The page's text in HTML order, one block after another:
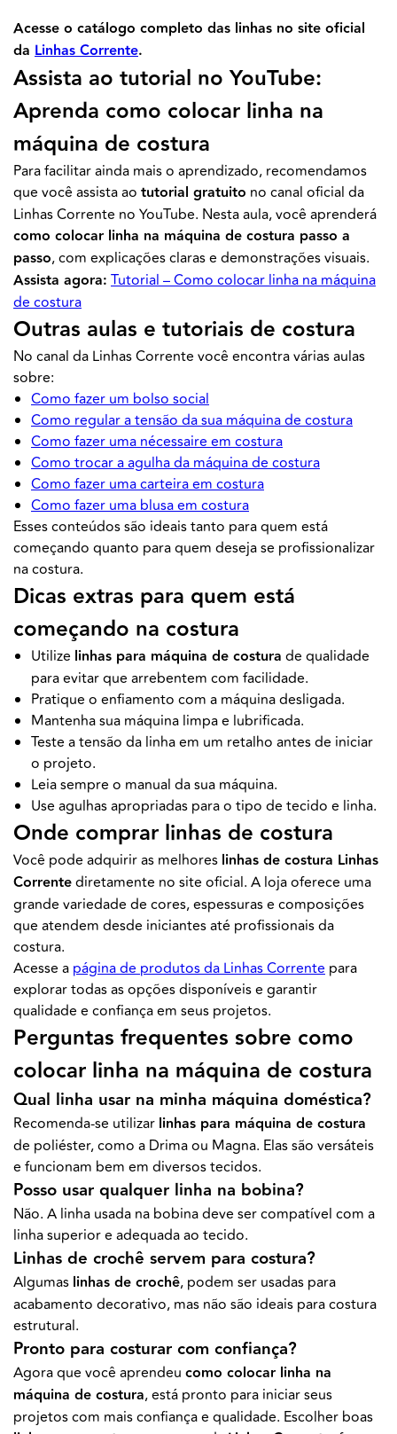
Acesse o catálogo completo das linhas no site oficial
da Linhas Corrente.
Assista ao tutorial no YouTube:
Aprenda como colocar linha na
máquina de costura
Para facilitar ainda mais o aprendizado, recomendamos
que você assista ao tutorial gratuito no canal oficial da
Linhas Corrente no YouTube. Nesta aula, você aprenderá
como colocar linha na máquina de costura passo a
passo, com explicações claras e demonstrações visuais.
Assista agora: Tutorial – Como colocar linha na máquina
de costura
Outras aulas e tutoriais de costura
No canal da Linhas Corrente você encontra várias aulas
sobre:
Como fazer um bolso social
Como regular a tensão da sua máquina de costura
Como fazer uma nécessaire em costura
Como trocar a agulha da máquina de costura
Como fazer uma carteira em costura
Como fazer uma blusa em costura
Esses conteúdos são ideais tanto para quem está
começando quanto para quem deseja se profissionalizar
na costura.
Dicas extras para quem está
começando na costura
Utilize linhas para máquina de costura de qualidade
para evitar que arrebentem com facilidade.
Pratique o enfiamento com a máquina desligada.
Mantenha sua máquina limpa e lubrificada.
Teste a tensão da linha em um retalho antes de iniciar
o projeto.
Leia sempre o manual da sua máquina.
Use agulhas apropriadas para o tipo de tecido e linha.
Onde comprar linhas de costura
Você pode adquirir as melhores linhas de costura Linhas
Correntediretamente no site oficial. A loja oferece uma
grande variedade de cores, espessuras e composições
que atendem desde iniciantes até profissionais da
costura.
Acesse a página de produtos da Linhas Corrente para
explorar todas as opções disponíveis e garantir
qualidade e confiança em seus projetos.
Perguntas frequentes sobre como
colocar linha na máquina de costura
Qual linha usar na minha máquina doméstica?
Recomenda-se utilizar linhas para máquina de costura
de poliéster, como a Drima ou Magna. Elas são versáteis
e funcionam bem em diversos tecidos.
Posso usar qualquer linha na bobina?
Não. A linha usada na bobina deve ser compatível com a
linha superior e adequada ao tecido.
Linhas de crochê servem para costura?
Algumas linhas de crochê, podem ser usadas para
acabamento decorativo, mas não são ideais para costura
estrutural.
Pronto para costurar com confiança?
Agora que você aprendeu como colocar linha na
máquina de costura, está pronto para iniciar seus
projetos com mais confiança e qualidade. Escolher boas